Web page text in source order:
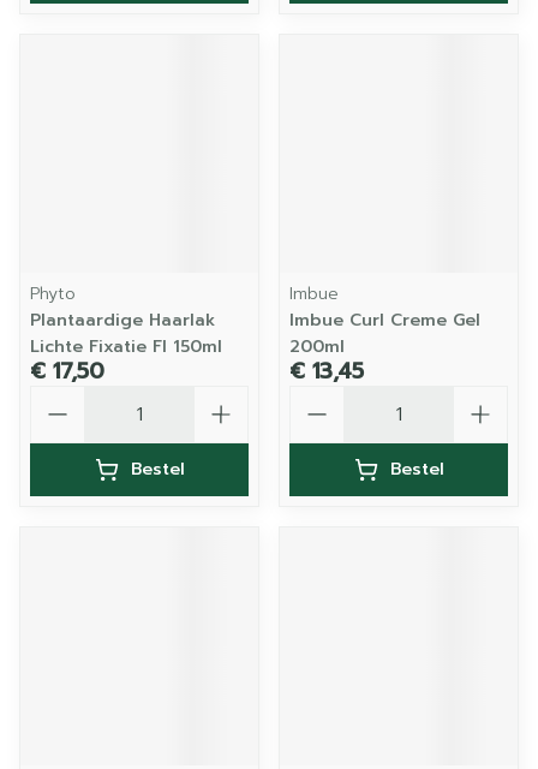
Phyto
Plantaardige Haarlak
Lichte Fixatie Fl 150ml
€ 17,50
Bestel
Imbue
Imbue Curl Creme Gel
200ml
€ 13,45
Bestel